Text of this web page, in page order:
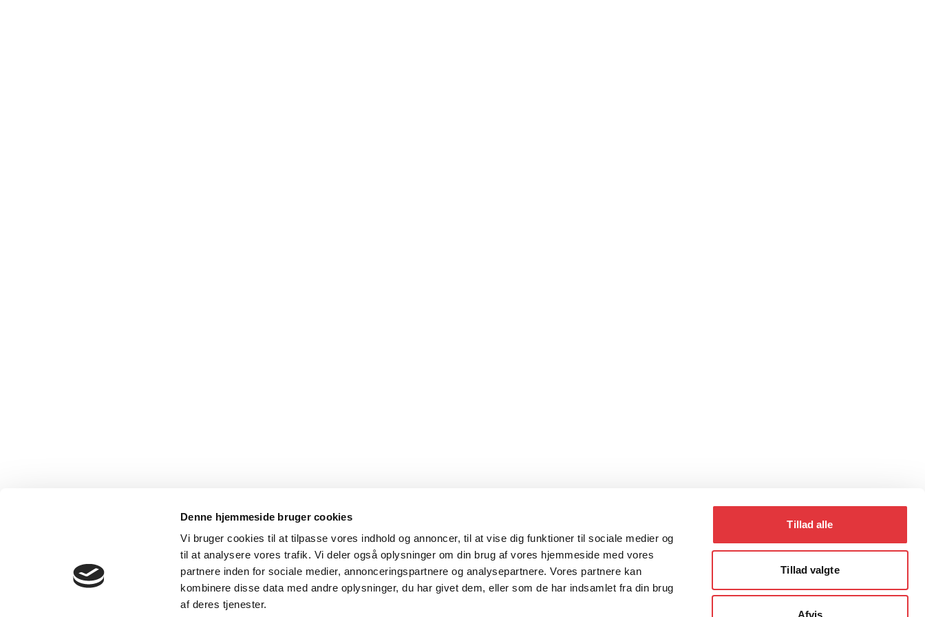
Denne hjemmeside bruger cookies
Vi bruger cookies til at tilpasse vores indhold og annoncer, til at vise dig funktioner til sociale medier og
til at analysere vores trafik. Vi deler også oplysninger om din brug af vores hjemmeside med vores
partnere inden for sociale medier, annonceringspartnere og analysepartnere. Vores partnere kan
kombinere disse data med andre oplysninger, du har givet dem, eller som de har indsamlet fra din brug
af deres tjenester.
Tillad alle
Tillad valgte
Afvis